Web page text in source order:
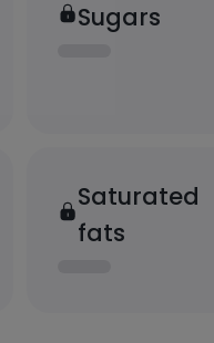
Sugars
Saturated
fats